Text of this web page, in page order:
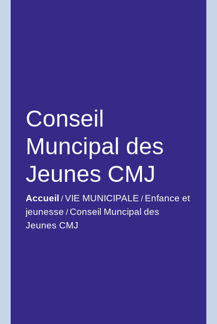
Conseil
Muncipal des
Jeunes CMJ
Accueil /VIE MUNICIPALE / Enfance et
jeunesse / Conseil Muncipal des
Jeunes CMJ